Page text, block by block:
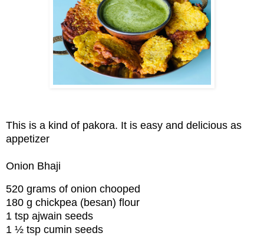
This is a kind of pakora. It is easy and delicious as
appetizer
Onion Bhaji
520 grams of onion chooped
180 g chickpea (besan) flour
1 tsp ajwain seeds
1 ½ tsp cumin seeds